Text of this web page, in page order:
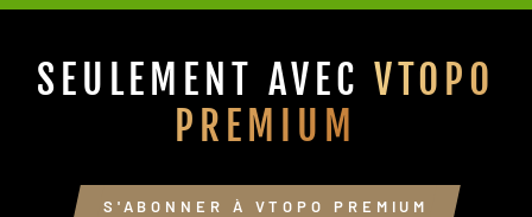
SEULEMENT AVEC VTOPO
PREMIUM
S'ABONNER À VTOPO PREMIUM